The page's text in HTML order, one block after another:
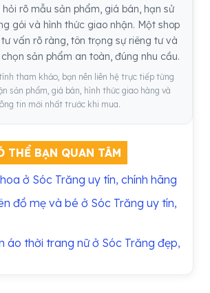
hỏi rõ mẫu sản phẩm, giá bán, hạn sử
gói và hình thức giao nhận. Một shop
vấn rõ ràng, tôn trọng sự riêng tư và
sản phẩm an toàn, đúng nhu cầu.
tham khảo, bạn nên liên hệ trực tiếp từng
sản phẩm, giá bán, hình thức giao hàng và
tin mới nhất trước khi mua.
THỂ BẠN QUAN TÂM
ở Sóc Trăng uy tín, chính hãng
đồ mẹ và bé ở Sóc Trăng uy tín,
áo thời trang nữ ở Sóc Trăng đẹp,